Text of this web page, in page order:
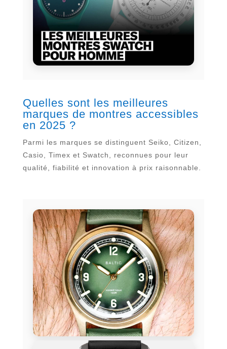
Quelles sont les meilleures
marques de montres accessibles
en 2025 ?
Parmi les marques se distinguent Seiko, Citizen,
Casio, Timex et Swatch, reconnues pour leur
qualité, fiabilité et innovation à prix raisonnable.